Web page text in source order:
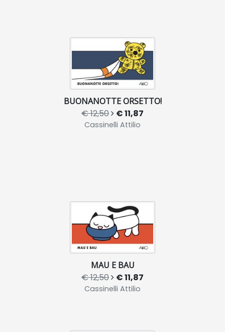
BUONANOTTE ORSETTO!
€ 12,50 € 11,87
Cassinelli Attilio
MAU E BAU
€ 12,50 € 11,87
Cassinelli Attilio